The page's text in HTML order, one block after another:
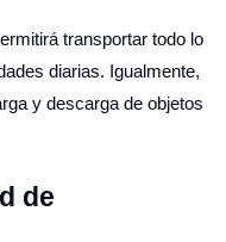
transportar todo lo
diarias. Igualmente,
y descarga de objetos
de